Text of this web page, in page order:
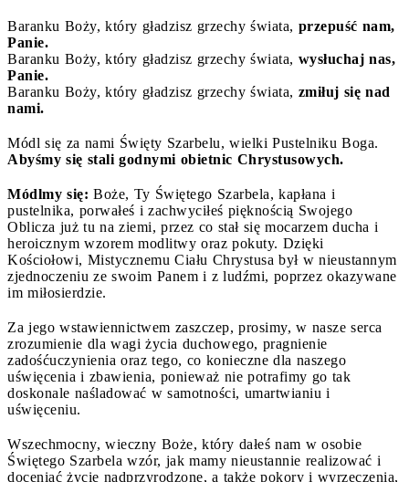
Baranku Boży, który gładzisz grzechy świata, przepuść nam,
Panie.
Baranku Boży, który gładzisz grzechy świata, wysłuchaj nas,
Panie.
Baranku Boży, który gładzisz grzechy świata, zmiłuj się nad
nami.
Módl się za nami Święty Szarbelu, wielki Pustelniku Boga.
Abyśmy się stali godnymi obietnic Chrystusowych.
Módlmy się: Boże, Ty Świętego Szarbela, kapłana i
pustelnika, porwałeś i zachwyciłeś pięknością Swojego
Oblicza już tu na ziemi, przez co stał się mocarzem ducha i
heroicznym wzorem modlitwy oraz pokuty. Dzięki
Kościołowi, Mistycznemu Ciału Chrystusa był w nieustannym
zjednoczeniu ze swoim Panem i z ludźmi, poprzez okazywane
im miłosierdzie.
Za jego wstawiennictwem zaszczep, prosimy, w nasze serca
zrozumienie dla wagi życia duchowego, pragnienie
zadośćuczynienia oraz tego, co konieczne dla naszego
uświęcenia i zbawienia, ponieważ nie potrafimy go tak
doskonale naśladować w samotności, umartwianiu i
uświęceniu.
Wszechmocny, wieczny Boże, który dałeś nam w osobie
Świętego Szarbela wzór, jak mamy nieustannie realizować i
doceniać życie nadprzyrodzone, a także pokory i wyrzeczenia,